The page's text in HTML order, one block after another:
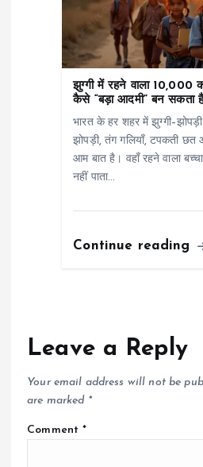
झुग्गी में रहने वाला 10,000
कैसे “बड़ा आदमी” बन सकता
भारत के हर शहर में
झोपड़ी, तंग गलियाँ, टपकती
आम बात है। वहाँ रहने वाला
नहीं पाता…
Continue reading
Leave a Reply
Your email address will not be
are marked *
Comment*